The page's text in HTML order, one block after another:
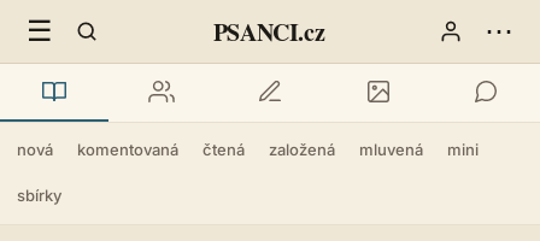
☰ PSANCI.cz ⋯
nová komentovaná čtená založená mluvená mini
sbírky